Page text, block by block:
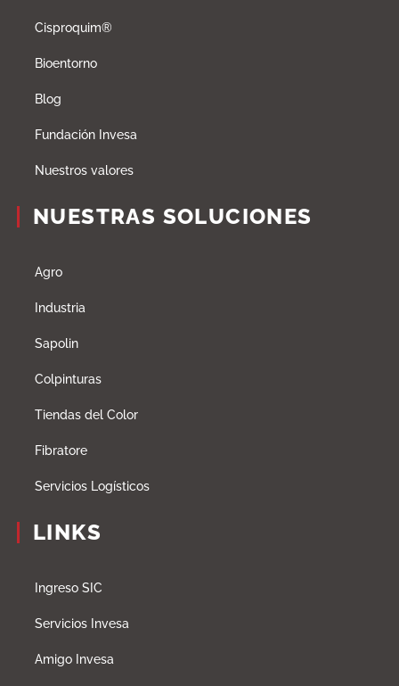
Cisproquim®
Bioentorno
Blog
Fundación Invesa
Nuestros valores
NUESTRAS SOLUCIONES
Agro
Industria
Sapolin
Colpinturas
Tiendas del Color
Fibratore
Servicios Logísticos
LINKS
Ingreso SIC
Servicios Invesa
Amigo Invesa